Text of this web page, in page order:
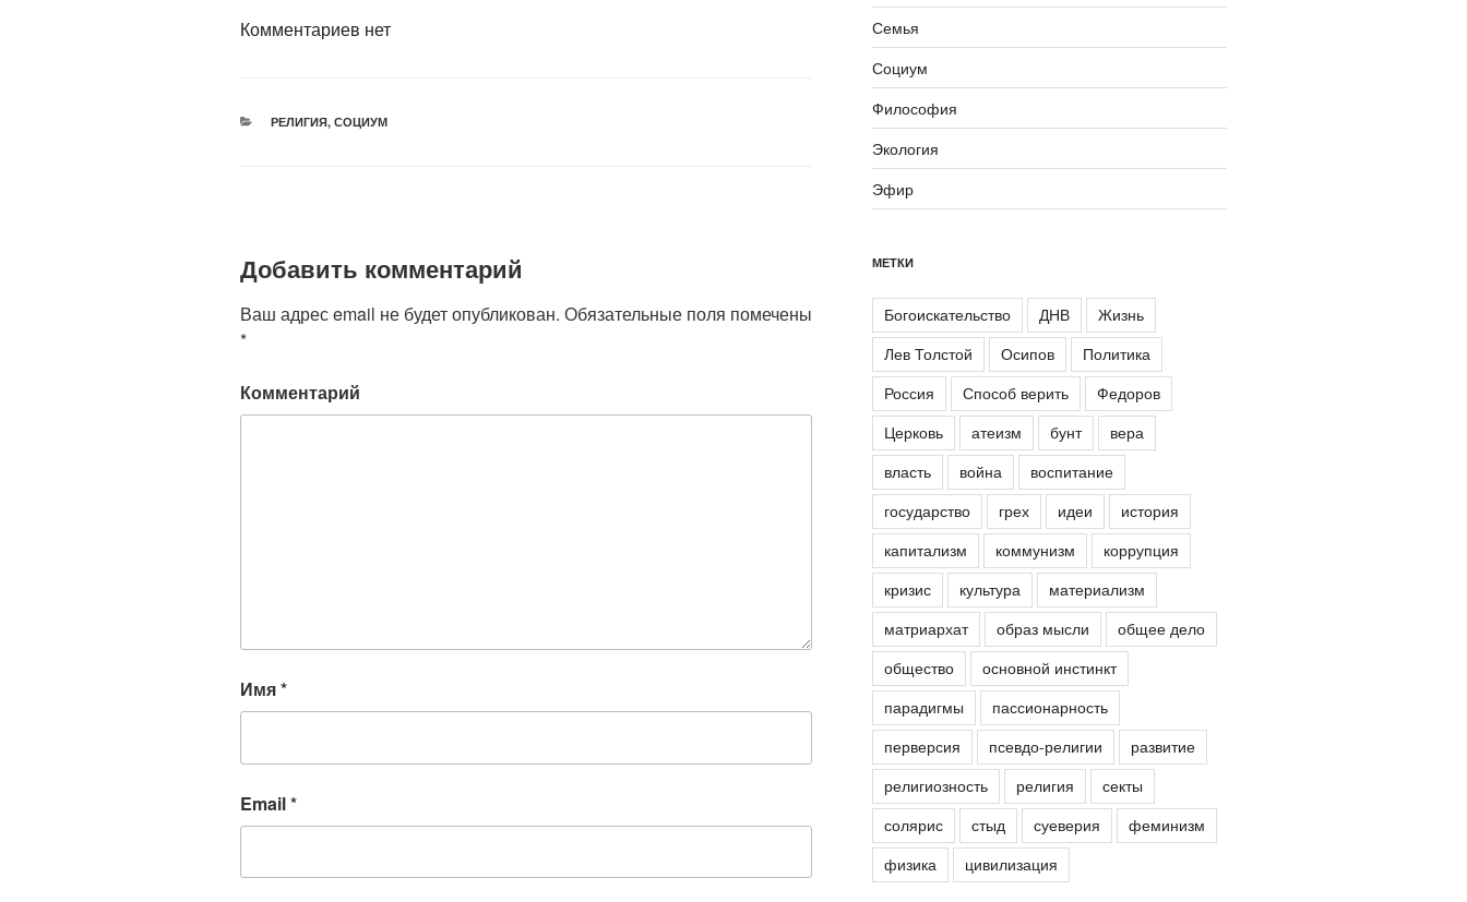
Комментариев нет
РУБРИКИ
РЕЛИГИЯ, СОЦИУМ
Добавить комментарий
Ваш адрес email не будет опубликован. Обязательные поля помечены
*
Комментарий
Имя*
Email*
Семья
Социум
Философия
Экология
Эфир
МЕТКИ
Богоискательство ДНВ
Жизнь
Лев Толстой
Осипов
Политика
Россия
Способ верить
Федоров
Церковь
атеизм бунт
вера
власть
война
воспитание
государство
грех идеи
история
капитализм
коммунизм
коррупция
кризис
культура
материализм
матриархат
образ мысли
общее дело
общество
основной инстинкт
парадигмы
пассионарность
перверсия
псевдо-религии
развитие
религиозность
религия
секты
солярис
стыд суеверия
феминизм
физика
цивилизация